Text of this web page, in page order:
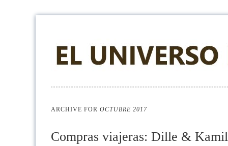
ARCHIVE FOR OCTUBRE 2017
Compras viajeras: Dille &